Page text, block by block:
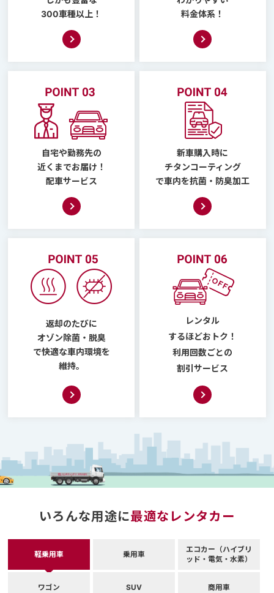
300車種以上！
料金体系！
自宅や勤務先の
近くまでお届け！
配車サービス
新車購入時に
チタンコーティング
で車内を抗菌・防臭加工
返却のたびに
オゾン除菌・脱臭
で快適な車内環境を
維持。
レンタル
するほどおトク！
利用回数ごとの
割引サービス
いろんな用途に最適なレンタカー
軽乗用車 乗用車
エコカー（ハイブリ
ッド・電気・水素）
ワゴン SUV 商用車